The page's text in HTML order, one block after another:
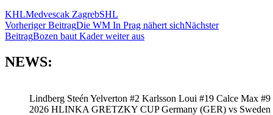
KHLMedvescak ZagrebSHL
Beitragsnavigation
Vorheriger BeitragDie WM In Prag nähert sichNächster
BeitragBozen baut Kader weiter aus
NEWS:
Lindberg Steén Yelverton #2 Karlsson Loui #19 Calce Max #9
2026 HLINKA GRETZKY CUP Germany (GER) vs Sweden